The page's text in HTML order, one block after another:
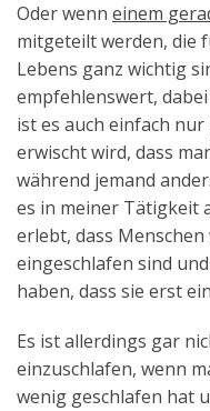
Oder wenn einem
mitgeteilt werden, die
Lebens ganz wichtig
empfehlenswert,
ist es auch einfach
erwischt wird, dass
während jemand
es in meiner Tätigkeit
erlebt, dass
eingeschlafen sind
haben, dass sie erst
Es ist allerdings gar
einzuschlafen, wenn
wenig geschlafen hat